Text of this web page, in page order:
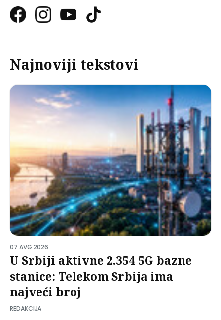
Najnoviji tekstovi
07 AVG 2026
U Srbiji aktivne 2.354 5G bazne
stanice: Telekom Srbija ima
najveći broj
REDAKCIJA